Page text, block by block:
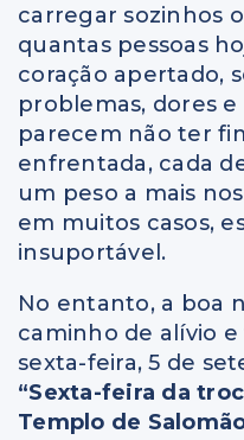
carregar sozinhos
quantas pessoas
coração apertado,
problemas, dores
parecem não ter
enfrentada, cada
um peso a mais
em muitos casos,
insuportável.
No entanto, a boa
caminho de alívio
sexta-feira, 5 de
“Sexta-feira da
Templo de